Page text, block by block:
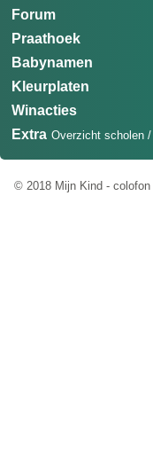
Forum
Praathoek
Babynamen
Kleurplaten
Winacties
Extra Overzicht scholen /
© 2018 Mijn Kind - colofon